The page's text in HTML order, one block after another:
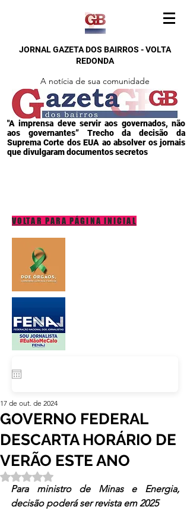
JORNAL GAZETA DOS BAIRROS - VOLTA
REDONDA
A notícia de sua comunidade
"A imprensa deve servir aos governados, não
aos governantes” Trecho da decisão da
Suprema Corte dos EUA ao absolver os jornais
que divulgaram documentos secretos
VOLTAR PARA PÁGINA INICIAL
GOVERNO FEDERAL
DESCARTA HORÁRIO DE
VERÃO ESTE ANO
17 de out. de 2024
Avaliado com NaN de 5 estrelas.
Para ministro de Minas e Energia,
decisão poderá ser revista em 2025